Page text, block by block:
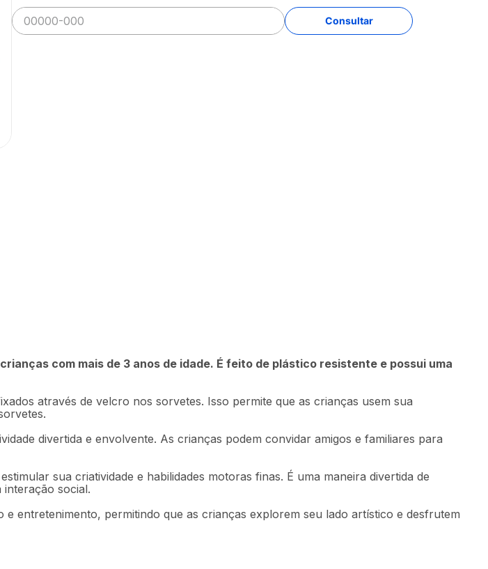
com mais de 3 anos de idade. É feito de plástico resistente e possui uma
através de velcro nos sorvetes. Isso permite que as crianças usem sua
divertida e envolvente. As crianças podem convidar amigos e familiares para
sua criatividade e habilidades motoras finas. É uma maneira divertida de
social.
entretenimento, permitindo que as crianças explorem seu lado artístico e desfrutem